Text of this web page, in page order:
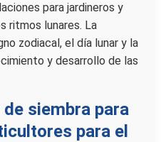
para jardineros y
ritmos lunares. La
zodiacal, el día lunar y la
y desarrollo de las
siembra para
para el